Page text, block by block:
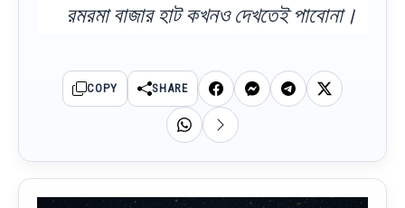
রমরমা বাজার হাট কখনও দেখতেই পাবোনা।
COPY SHARE